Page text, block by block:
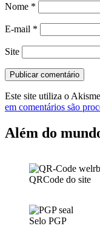
Nome *
E-mail *
Site
Este site utiliza o
em comentários são
Além do
QRCode do site
Selo PGP